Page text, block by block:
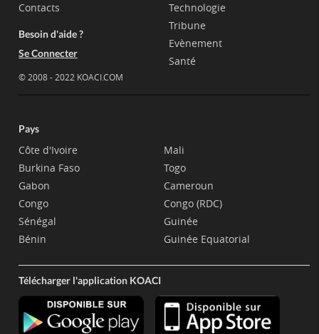
Contacts
Besoin d'aide ?
Se Connecter
© 2008 - 2022 KOACI.COM
Technologie
Tribune
Evènement
Santé
Pays
Côte d'Ivoire
Burkina Faso
Gabon
Congo
Sénégal
Bénin
Mali
Togo
Cameroun
Congo (RDC)
Guinée
Guinée Equatorial
Télécharger l'application KOACI